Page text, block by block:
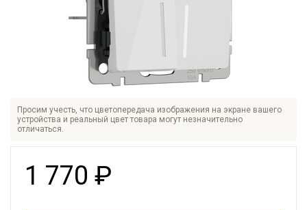
Просим учесть, что цветопередача изображения на экране вашего
устройства и реальный цвет товара могут незначительно
отличаться.
1 770 ₽